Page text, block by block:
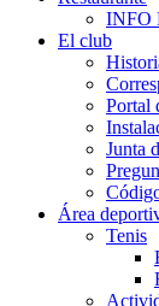
INFO
El club
Portal
Junta
Área
Tenis